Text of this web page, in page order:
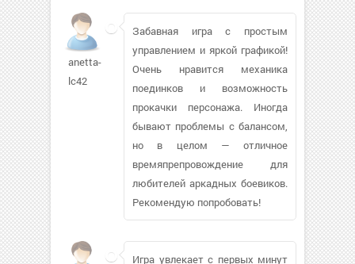
anetta-
lc42
Забавная игра с простым
управлением и яркой графикой!
Очень нравится механика
поединков и возможность
прокачки персонажа. Иногда
бывают проблемы с балансом,
но в целом — отличное
времяпрепровождение для
любителей аркадных боевиков.
Рекомендую попробовать!
Игра увлекает с первых минут